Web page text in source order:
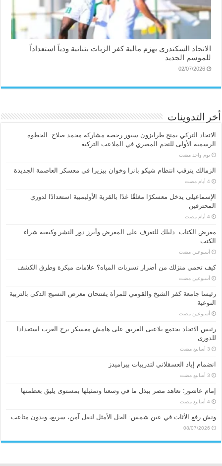
الاتحاد السكندري يهزم مالية كفر الزيات بثنائية ودياً استعداداً
للموسم الجديد
02/07/2026
أخر التدوينات
الاتحاد التركي يمنح طرابزون سبور رخصة مشاركة محمد صلاح: الخطوة
الرسمية الأولى للنجم المصري في الملاعب التركية
‏يوم واحد مضت
الزمالك يترقب انتظام شيكو بانزا وخوان بيزيرا في معسكر العاصمة الجديدة
الإسماعیلی یدخل معسكرًا مغلقًا غدًا بالقرية الأوليمبية استعدادًا لدوري
المحترفين
معرض الكتاب: دليلك للتعرف على المعرض وأبرز دور النشر وكيفية شراء
الكتب
‏أسبوعين مضت
كيف تحمي منزلك من أضرار تسربات المياه؟ علامات مبكرة وطرق الكشف
‏أسبوعين مضت
رئيسا جامعة كفر الشيخ والقومي للمرأة يفتتحان معرض النسيج الذكي بالتربية
النوعية
‏أسبوعين مضت
رئيس الاتحاد يجتمع بلاعبى الفريق على هامش معسكر برج العرب استعدادا
للدورى
انضمام إياد العسقلاني لتدريبات بيراميدز
إمام عاشور: نعاهد مصر ببذل ما في وسعنا وتمثيلها بمستوى يليق بعظمتها
ونش رفع الأثاث في عين شمس: الحل الأمثل لنقل آمن، سريع، وبدون متاعب
08/07/2026